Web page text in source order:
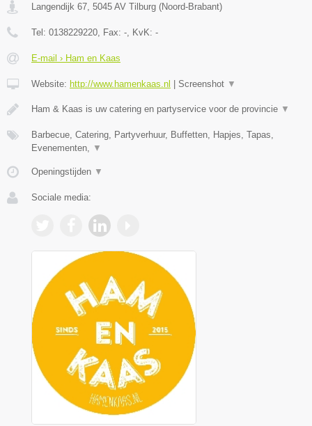
Langendijk 67, 5045 AV Tilburg (Noord-Brabant)
Tel: 0138229220, Fax: -, KvK: -
E-mail › Ham en Kaas
Website: http://www.hamenkaas.nl Screenshot ▼
Ham & Kaas is uw catering en partyservice voor de provincie ▼
Barbecue, Catering, Partyverhuur, Buffetten, Hapjes, Tapas,
Evenementen, ▼
Openingstijden ▼
Sociale media: